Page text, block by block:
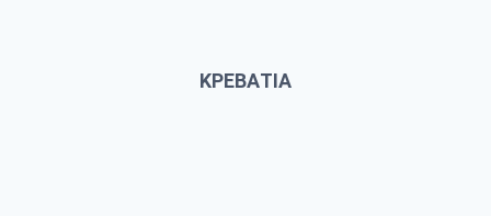
ΚΡΕΒΑΤΙΑ